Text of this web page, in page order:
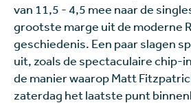
van 11,5 - 4,5 mee naar de
grootste marge uit de moderne
geschiedenis. Een paar slagen
uit, zoals de spectaculaire chip-
de manier waarop Matt
zaterdag het laatste punt